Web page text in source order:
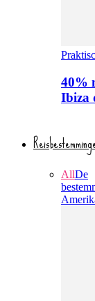
40%
Ibiza
AllDe